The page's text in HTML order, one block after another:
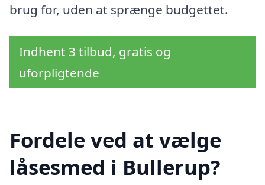
brug for, uden at sprænge budgettet.
Indhent 3 tilbud, gratis og
uforpligtende
Fordele ved at vælge
låsesmed i Bullerup?